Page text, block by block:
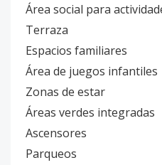
Área social para
Terraza
Espacios familiares
Área de juegos infantiles
Zonas de estar
Áreas verdes integradas
Ascensores
Parqueos